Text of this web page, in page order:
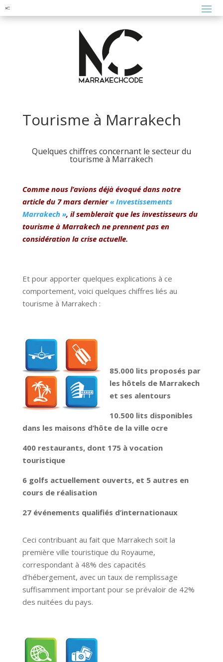
Tourisme à Marrakech
Quelques chiffres concernant le secteur du
tourisme à Marrakech
Comme nous l’avions déjà évoqué dans notre
article du 7 mars dernier« Investissements
Marrakech », il semblerait que les investisseurs du
tourisme à Marrakech ne prennent pas en
considération la crise actuelle.
Et pour apporter quelques explications à ce
comportement, voici quelques chiffres liés au
tourisme à Marrakech :
85.000 lits proposés par
les hôtels de Marrakech
et ses alentours
10.500 lits disponibles
dans les maisons d’hôte de la ville ocre
400 restaurants, dont 175 à vocation
touristique
6 golfs actuellement ouverts, et 5 autres en
cours de réalisation
27 événements qualifiés d’internationaux
Ceci contribuant au fait que Marrakech soit la
première ville touristique du Royaume,
correspondant à 48% des capacités
d’hébergement, avec un taux de remplissage
suffisamment important pour se prévaloir de 42%
des nuitées du pays.